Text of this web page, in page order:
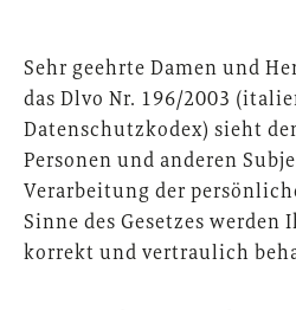
Sehr geehrte Damen und
das Dlvo Nr. 196/2003
Datenschutzkodex) sieht
Personen und anderen
Verarbeitung der
Sinne des Gesetzes werden
korrekt und vertraulich